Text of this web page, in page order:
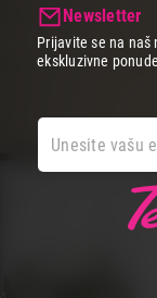
Newsletter
Prijavite se na
ekskluzivne